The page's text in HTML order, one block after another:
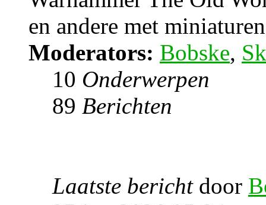
en andere met
Moderators: Bobske,
10 Onderwerpen
89 Berichten
Laatste berichtdoor